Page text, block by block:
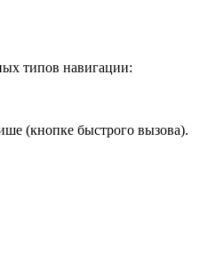
типов навигации:
(кнопке быстрого вызова).